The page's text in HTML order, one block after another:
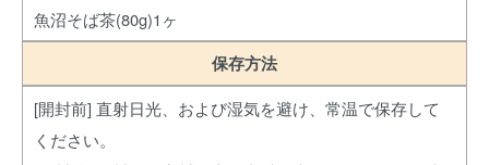
魚沼そば茶(80g)1ヶ
保存方法
[開封前] 直射日光、および湿気を避け、常温で保存して
ください。